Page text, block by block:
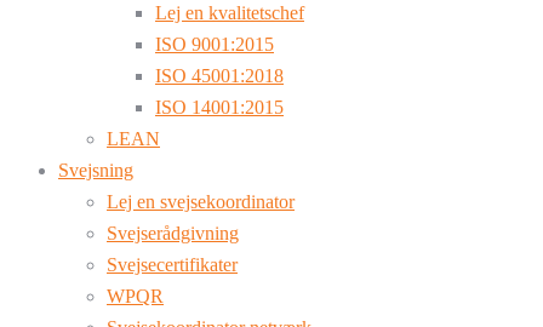
Lej en kvalitetschef
ISO 9001:2015
ISO 45001:2018
ISO 14001:2015
LEAN
Svejsning
Lej en svejsekoordinator
Svejserådgivning
Svejsecertifikater
WPQR